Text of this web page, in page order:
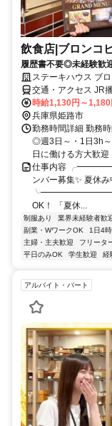
飲食店|ブロンコ
履歴書不要◎未経験歓
ステーキハウス ブ
交通・アクセス JR
時給1,130円～1,180
兵庫県姫路市
勤務時間詳細 勤務
◎週3日～・1日3h
日に働ける方大歓迎
仕事内容
ンバー募集✨ 夏休
OK！ 「夏休...
制服あり 業界未経験者歓
副業・WワークOK
1日4
主婦・主夫歓迎
フリータ
平日のみOK
学生歓迎 経
アルバイト・パート